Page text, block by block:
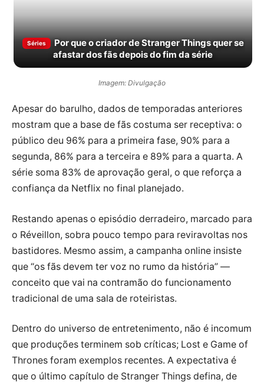
Séries
Por que o criador de Stranger Things quer se
afastar dos fãs depois do fim da série
Imagem: Divulgação
Apesar do barulho, dados de temporadas anteriores
mostram que a base de fãs costuma ser receptiva: o
público deu 96% para a primeira fase, 90% para a
segunda, 86% para a terceira e 89% para a quarta. A
série soma 83% de aprovação geral, o que reforça a
confiança da Netflix no final planejado.
Restando apenas o episódio derradeiro, marcado para
o Réveillon, sobra pouco tempo para reviravoltas nos
bastidores. Mesmo assim, a campanha online insiste
que “os fãs devem ter voz no rumo da história” —
conceito que vai na contramão do funcionamento
tradicional de uma sala de roteiristas.
Dentro do universo de entretenimento, não é incomum
que produções terminem sob críticas; Lost e Game of
Thrones foram exemplos recentes. A expectativa é
que o último capítulo de Stranger Things defina, de